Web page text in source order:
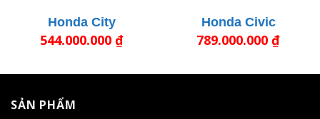
Honda City
544.000.000 ₫
Honda Civic
789.000.000 ₫
SẢN PHẨM